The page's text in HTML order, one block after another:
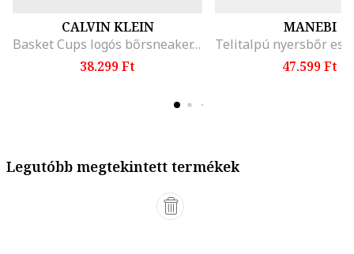
CALVIN KLEIN
Basket Cups logós bőrsneaker, Koptatott fekete
38.299 Ft
MANEBI
47.599 Ft
Legutóbb megtekintett termékek